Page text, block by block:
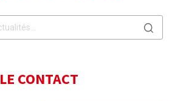
CONTACT